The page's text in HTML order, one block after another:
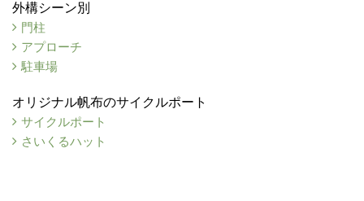
外構シーン別
門柱
アプローチ
駐車場
オリジナル帆布のサイクルポート
サイクルポート
さいくるハット